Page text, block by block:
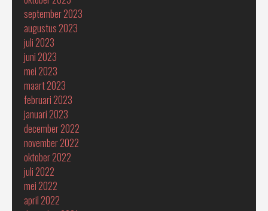
september 2023
augustus 2023
juli 2023
juni 2023
mei 2023
maart 2023
februari 2023
januari 2023
december 2022
november 2022
oktober 2022
juli 2022
mei 2022
april 2022